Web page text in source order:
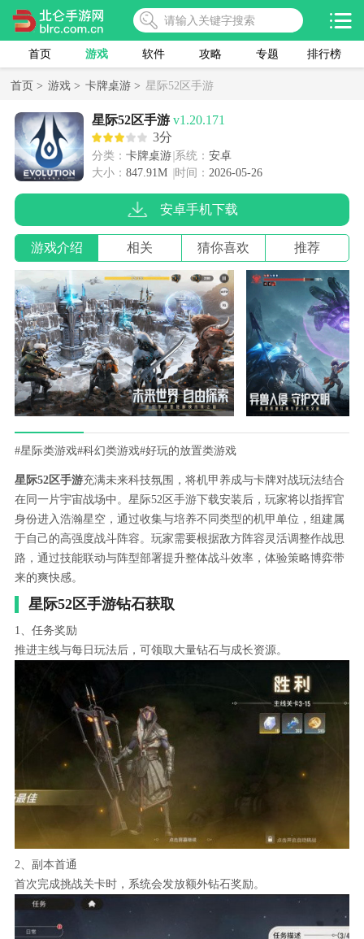
首页 游戏 软件 攻略 专题 排行榜
首页 > 游戏 > 卡牌桌游 > 星际52区手游
星际52区手游 v1.20.171
3分
分类： 卡牌桌游 系统： 安卓
大小： 847.91M 时间： 2026-05-26
安卓手机下载
游戏介绍 相关 猜你喜欢 推荐
#星际类游戏#科幻类游戏#好玩的放置类游戏
星际52区手游充满未来科技氛围，将机甲养成与卡牌对战玩法结合
在同一片宇宙战场中。星际52区手游下载安装后，玩家将以指挥官
身份进入浩瀚星空，通过收集与培养不同类型的机甲单位，组建属
于自己的高强度战斗阵容。玩家需要根据敌方阵容灵活调整作战思
路，通过技能联动与阵型部署提升整体战斗效率，体验策略博弈带
来的爽快感。
星际52区手游钻石获取
1、任务奖励
推进主线与每日玩法后，可领取大量钻石与成长资源。
2、副本首通
首次完成挑战关卡时，系统会发放额外钻石奖励。